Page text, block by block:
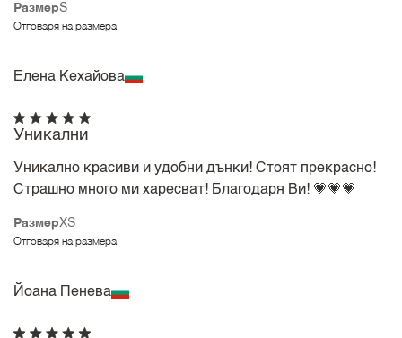
РазмерS
Отговаря на размера
Елена Кехайова
РазмерXS
Отговаря на размера
Уникални
Уникално красиви и удобни дънки! Стоят прекрасно!
Страшно много ми харесват! Благодаря Ви! 💗💗💗
Йоана Пенева